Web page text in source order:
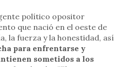
político opositor
que nació en el oeste de
la fuerza y la honestidad, así
para enfrentarse y
sometidos a los